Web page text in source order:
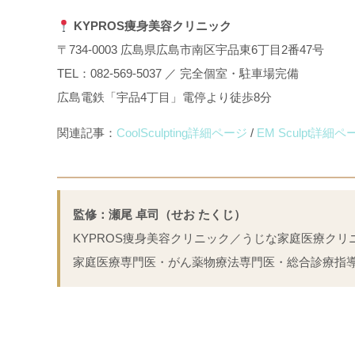
KYPROS痩身美容クリニック
〒734-0003 広島県広島市南区宇品東6丁目2番47号
TEL：082-569-5037 ／ 完全個室・駐車場完備
広島電鉄「宇品4丁目」電停より徒歩8分
関連記事： CoolSculpting詳細ページ / EM Sculpt詳細ペ
監修：瀬尾 卓司（せお たくじ）
KYPROS痩身美容クリニック／うじな家庭医療クリ
家庭医療専門医・がん薬物療法専門医・総合診療指